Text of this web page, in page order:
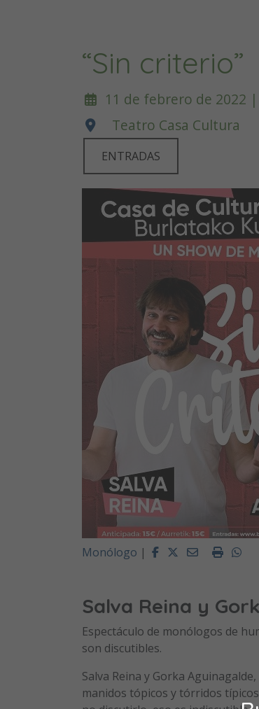
“Sin criterio”
11 de febrero de 2022 |
Teatro Casa Cultura
ENTRADAS
Monólogo | FacebookTwitterEmail
Salva Reina y
Espectáculo de monólogos de
son discutibles.
Salva Reina y Gorka
manidos tópicos y tórridos